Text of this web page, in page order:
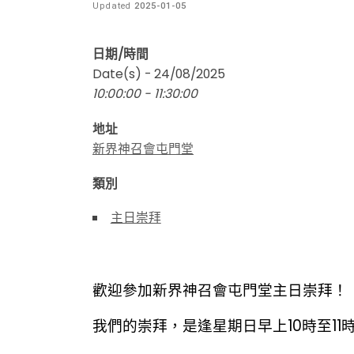
Updated 2025-01-05
日期/時間
Date(s) - 24/08/2025
10:00:00 - 11:30:00
地址
新界神召會屯門堂
類別
主日崇拜
歡迎參加新界神召會屯門堂主日崇拜！
我們的崇拜，是逢星期日早上10時至11